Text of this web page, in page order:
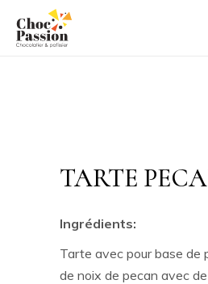
TARTE
Ingrédients:
Tarte avec pour base de
de noix de pecan avec